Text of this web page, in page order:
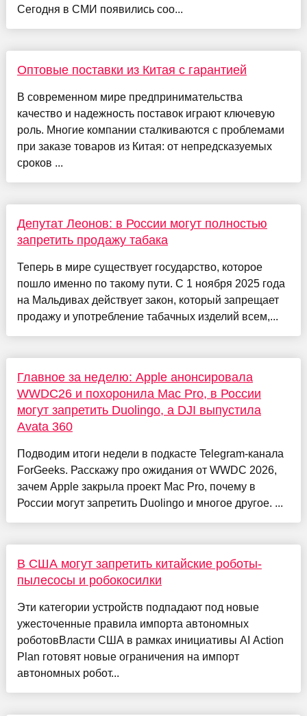
Сегодня в СМИ появились соо...
Оптовые поставки из Китая с гарантией
В современном мире предпринимательства
качество и надежность поставок играют ключевую
роль. Многие компании сталкиваются с проблемами
при заказе товаров из Китая: от непредсказуемых
сроков ...
Депутат Леонов: в России могут полностью
запретить продажу табака
Теперь в мире существует государство, которое
пошло именно по такому пути. С 1 ноября 2025 года
на Мальдивах действует закон, который запрещает
продажу и употребление табачных изделий всем,...
Главное за неделю: Apple анонсировала
WWDC26 и похоронила Mac Pro, в России
могут запретить Duolingo, а DJI выпустила
Avata 360
Подводим итоги недели в подкасте Telegram-канала
ForGeeks. Расскажу про ожидания от WWDC 2026,
зачем Apple закрыла проект Mac Pro, почему в
России могут запретить Duolingo и многое другое. ...
В США могут запретить китайские роботы-
пылесосы и робокосилки
Эти категории устройств подпадают под новые
ужесточенные правила импорта автономных
роботовВласти США в рамках инициативы AI Action
Plan готовят новые ограничения на импорт
автономных робот...